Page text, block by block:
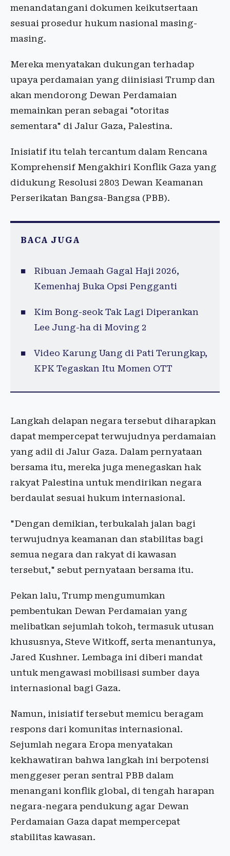
menandatangani dokumen keikutsertaan
sesuai prosedur hukum nasional masing-
masing.
Mereka menyatakan dukungan terhadap
upaya perdamaian yang diinisiasi Trump dan
akan mendorong Dewan Perdamaian
memainkan peran sebagai "otoritas
sementara" di Jalur Gaza, Palestina.
Inisiatif itu telah tercantum dalam Rencana
Komprehensif Mengakhiri Konflik Gaza yang
didukung Resolusi 2803 Dewan Keamanan
Perserikatan Bangsa-Bangsa (PBB).
BACA JUGA
Ribuan Jemaah Gagal Haji 2026,
Kemenhaj Buka Opsi Pengganti
Kim Bong-seok Tak Lagi Diperankan
Lee Jung-ha di Moving 2
Video Karung Uang di Pati Terungkap,
KPK Tegaskan Itu Momen OTT
Langkah delapan negara tersebut diharapkan
dapat mempercepat terwujudnya perdamaian
yang adil di Jalur Gaza. Dalam pernyataan
bersama itu, mereka juga menegaskan hak
rakyat Palestina untuk mendirikan negara
berdaulat sesuai hukum internasional.
"Dengan demikian, terbukalah jalan bagi
terwujudnya keamanan dan stabilitas bagi
semua negara dan rakyat di kawasan
tersebut," sebut pernyataan bersama itu.
Pekan lalu, Trump mengumumkan
pembentukan Dewan Perdamaian yang
melibatkan sejumlah tokoh, termasuk utusan
khususnya, Steve Witkoff, serta menantunya,
Jared Kushner. Lembaga ini diberi mandat
untuk mengawasi mobilisasi sumber daya
internasional bagi Gaza.
Namun, inisiatif tersebut memicu beragam
respons dari komunitas internasional.
Sejumlah negara Eropa menyatakan
kekhawatiran bahwa langkah ini berpotensi
menggeser peran sentral PBB dalam
menangani konflik global, di tengah harapan
negara-negara pendukung agar Dewan
Perdamaian Gaza dapat mempercepat
stabilitas kawasan.